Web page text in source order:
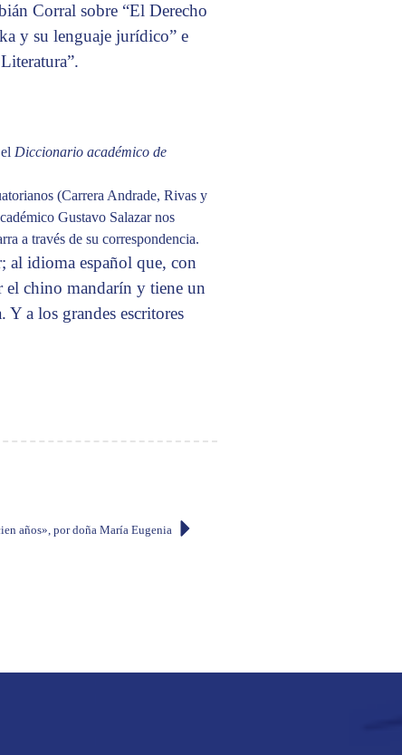
Corral sobre “El Derecho
y su lenguaje jurídico” e
Diccionario académico de
(Carrera Andrade, Rivas y
Gustavo Salazar nos
a través de su correspondencia.
al idioma español que, con
el chino mandarín y tiene un
Y a los grandes escritores
años», por doña María Eugenia Moscoso